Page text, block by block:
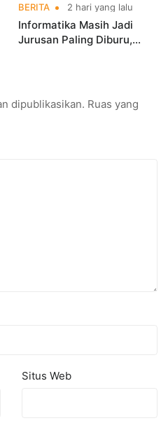
BERITA 2 hari yang lalu
Informatika Masih Jadi
Jurusan Paling Diburu,
dipublikasikan. Ruas yang
Situs Web